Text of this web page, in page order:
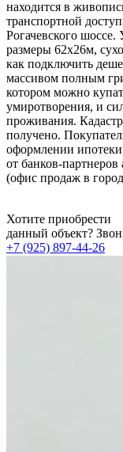
находится в
транспортной
Рогачевского
размеры 62х26м,
как подключить
массивом полным
котором можно
умиротворения, и
проживания.
получено.
оформлении
от банков-
(офис продаж в
Хотите приобрести
данный объект?
+7 (925) 897-44-26